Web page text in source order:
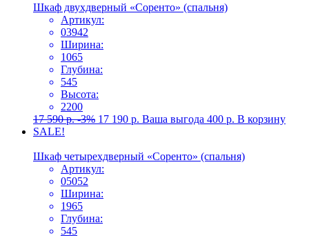
Шкаф двухдверный «Соренто» (спальня)
Артикул:
03942
Ширина:
1065
Глубина:
545
Высота:
2200
17 590р. -3% 17 190 р. Ваша выгода 400 р. В корзину
SALE!
Шкаф четырехдверный «Соренто» (спальня)
Артикул:
05052
Ширина:
1965
Глубина:
545